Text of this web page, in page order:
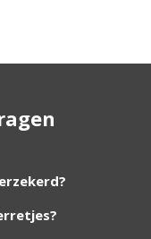
u
wij deze wel